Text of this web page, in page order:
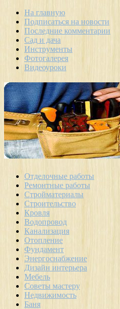
На главную
Подписаться на новости
Последние комментарии
Сад и дача
Инструменты
Фотогалерея
Видеоуроки
Отделочные работы
Ремонтные работы
Стройматериалы
Строительство
Кровля
Водопровод
Канализация
Отопление
Фундамент
Энергоснабжение
Дизайн интерьера
Мебель
Советы мастеру
Недвижимость
Баня